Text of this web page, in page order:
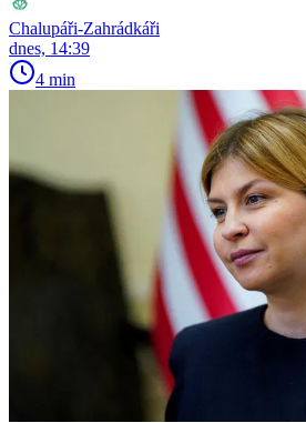
Chalupáři-Zahrádkáři
dnes, 14:39
4 min